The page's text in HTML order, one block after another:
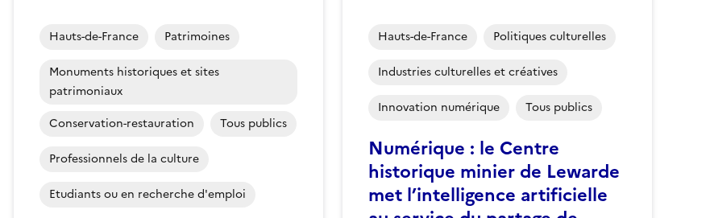
Hauts-de-France Patrimoines
Monuments historiques et sites
patrimoniaux
Conservation-restauration
Tous publics
Professionnels de la culture
Etudiants ou en recherche d'emploi
Numérique : le Centre
historique minier de Lewarde
met l’intelligence artificielle
Hauts-de-France Politiques culturelles
Industries culturelles et créatives
Innovation numérique Tous publics